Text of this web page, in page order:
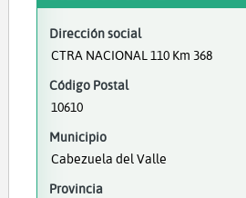
Dirección social
CTRA NACIONAL 110 Km 368
Código Postal
10610
Municipio
Cabezuela del Valle
Provincia